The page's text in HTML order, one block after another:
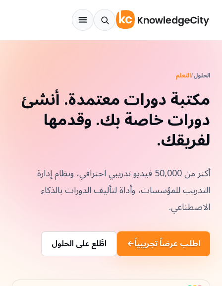
الحلول/التعلم
مكتبة دورات معتمدة. أنشئ
دورات خاصة بك. وقدمها
لفريقك.
أكثر من 50,000 فيديو تدريبي احترافي، ونظام إدارة
التدريب للمؤسسات، وأداة لتأليف الدورات بالذكاء
الاصطناعي.
اطلب عرضاً تجريبياً← اطَّلع على الحلول